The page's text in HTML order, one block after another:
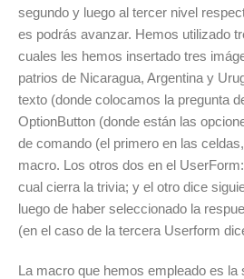
segundo y luego al tercer nivel
es podrás avanzar. Hemos utilizado
cuales les hemos insertado tres
patrios de Nicaragua, Argentina y
texto (donde colocamos la pregunta
OptionButton (donde están las
de comando (el primero en las
macro. Los otros dos en el
cual cierra la trivia; y el otro dice
luego de haber seleccionado la
(en el caso de la tercera Userform
La macro que hemos empleado es la